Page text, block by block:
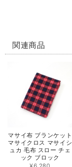
関連商品
マサイ布 ブランケット
マサイクロス マサイシ
ュカ 毛布 スロー チェ
ック ブロック